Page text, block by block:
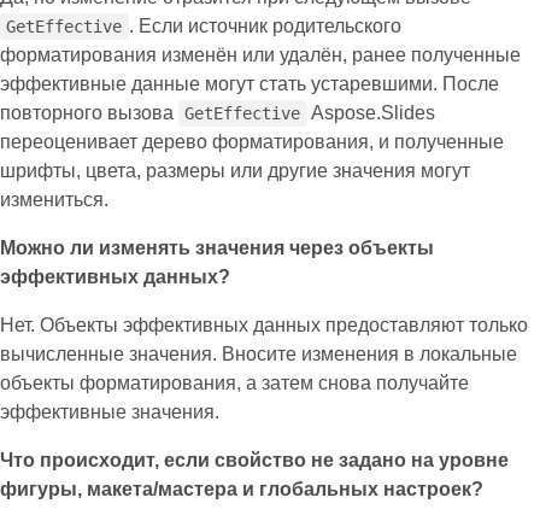
GetEffective . Если источник родительского
форматирования изменён или удалён, ранее полученные
эффективные данные могут стать устаревшими. После
повторного вызова
GetEffective Aspose.Slides
переоценивает дерево форматирования, и полученные
шрифты, цвета, размеры или другие значения могут
измениться.
Можно ли изменять значения через объекты
эффективных данных?
Нет. Объекты эффективных данных предоставляют только
вычисленные значения. Вносите изменения в локальные
объекты форматирования, а затем снова получайте
эффективные значения.
Что происходит, если свойство не задано на уровне
фигуры, макета/мастера и глобальных настроек?